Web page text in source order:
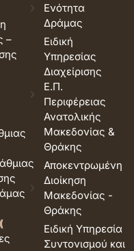
–
Ενότητα
Δράμας
Ειδική
Υπηρεσίας
Διαχείρισης
Ε.Π.
Περιφέρειας
Ανατολικής
Μακεδονίας &
Θράκης
Αποκεντρωμένη
Διοίκηση
Μακεδονίας -
Θράκης
Ειδική Υπηρεσία
Συντονισμού και